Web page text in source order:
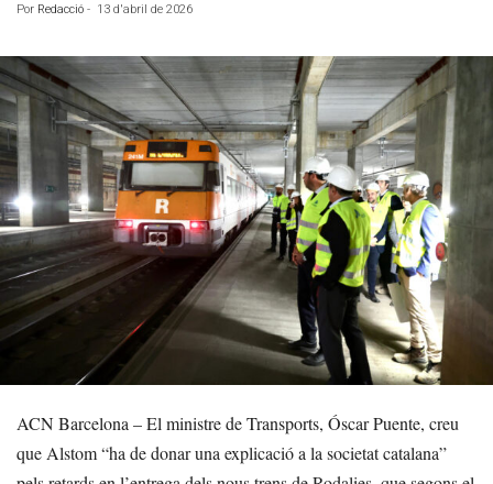
Por Redacció - 13 d'abril de 2026
ACN Barcelona – El ministre de Transports, Óscar Puente, creu
que Alstom “ha de donar una explicació a la societat catalana”